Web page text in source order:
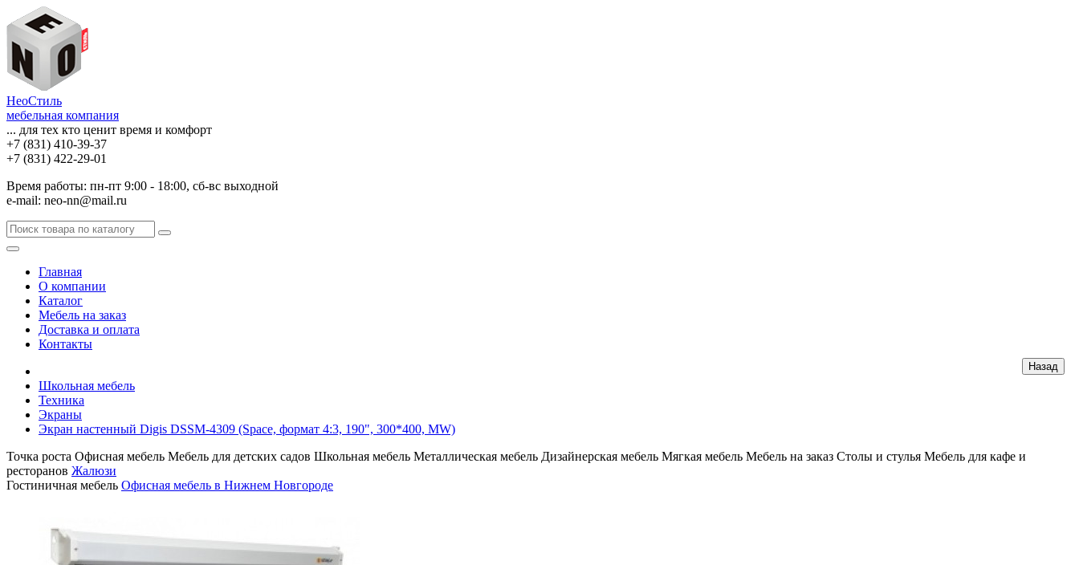
НеоСтиль
мебельная компания
... для тех кто ценит время и комфорт
+7 (831) 410-39-37
+7 (831) 422-29-01
Время работы: пн-пт 9:00 - 18:00, сб-вс выходной
e-mail: neo-nn@mail.ru
Главная
О компании
Каталог
Мебель на заказ
Доставка и оплата
Контакты
Школьная мебель
Техника
Экраны
Экран настенный Digis DSSM-4309 (Space, формат 4:3, 190", 300*400, MW)
Точка роста Офисная мебель Мебель для детских садов Школьная мебель Металлическая мебель Дизайнерская мебель Мягкая мебель Мебель на заказ Столы и стулья Мебель для кафе и
ресторанов Жалюзи
Гостиничная мебель Офисная мебель в Нижнем Новгороде